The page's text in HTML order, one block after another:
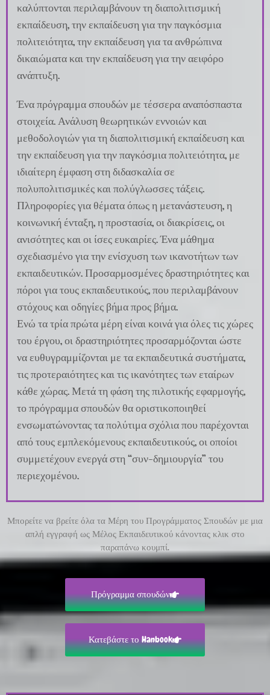
καλύπτονται περιλαμβάνουν τη διαπολιτισμική
εκπαίδευση, την εκπαίδευση για την παγκόσμια
πολιτειότητα, την εκπαίδευση για τα ανθρώπινα
δικαιώματα και την εκπαίδευση για την αειφόρο
ανάπτυξη.
Ένα πρόγραμμα σπουδών με τέσσερα αναπόσπαστα
στοιχεία. Ανάλυση θεωρητικών εννοιών και
μεθοδολογιών για τη διαπολιτισμική εκπαίδευση και
την εκπαίδευση για την παγκόσμια πολιτειότητα, με
ιδιαίτερη έμφαση στη διδασκαλία σε
πολυπολιτισμικές και πολύγλωσσες τάξεις.
Πληροφορίες για θέματα όπως η μετανάστευση, η
κοινωνική ένταξη, η προστασία, οι διακρίσεις, οι
ανισότητες και οι ίσες ευκαιρίες. Ένα μάθημα
σχεδιασμένο για την ενίσχυση των ικανοτήτων των
εκπαιδευτικών. Προσαρμοσμένες δραστηριότητες και
πόροι για τους εκπαιδευτικούς, που περιλαμβάνουν
στόχους και οδηγίες βήμα προς βήμα.
Ενώ τα τρία πρώτα μέρη είναι κοινά για όλες τις χώρες
του έργου, οι δραστηριότητες προσαρμόζονται ώστε
να ευθυγραμμίζονται με τα εκπαιδευτικά συστήματα,
τις προτεραιότητες και τις ικανότητες των εταίρων
κάθε χώρας. Μετά τη φάση της πιλοτικής εφαρμογής,
το πρόγραμμα σπουδών θα οριστικοποιηθεί
ενσωματώνοντας τα πολύτιμα σχόλια που παρέχονται
από τους εμπλεκόμενους εκπαιδευτικούς, οι οποίοι
συμμετέχουν ενεργά στη “συν-δημιουργία” του
περιεχομένου.
Μπορείτε να βρείτε όλα τα Μέρη του Προγράμματος Σπουδών με μια
απλή εγγραφή ως Μέλος Εκπαιδευτικού κάνοντας κλικ στο
παραπάνω κουμπί.
Πρόγραμμα σπουδών
Κατεβάστε το Hanbook